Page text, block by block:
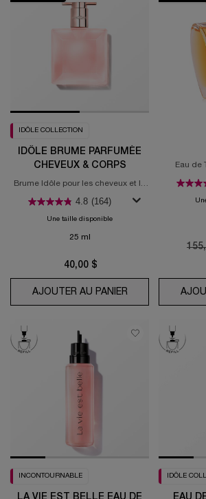
IDÔLE COLLECTION
IDÔLE BRUME PARFUMÉE
CHEVEUX & CORPS
Brume Idôle pour les cheveux et le
4.8 (164)
Une taille disponible
25 ml
40,00 $
AJOUTER AU PANIERIDÔLE BRUME
Eau de
Old
INCONTOURNABLE IDÔLE